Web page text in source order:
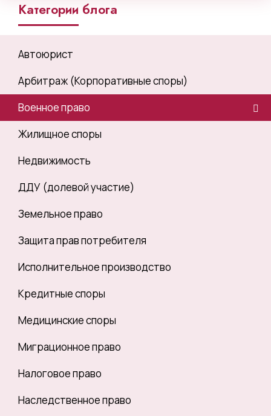
Категории блога
Автоюрист
Арбитраж (Корпоративные споры)
Военное право
Жилищное споры
Недвижимость
ДДУ (долевой участие)
Земельное право
Защита прав потребителя
Исполнительное производство
Кредитные споры
Медицинские споры
Миграционное право
Налоговое право
Наследственное право